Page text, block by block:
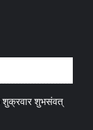
शुभसंवत्